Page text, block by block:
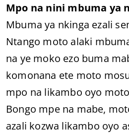
Mpo na nini mbuma ya
Mbuma ya nkinga ezali
Ntango moto alaki
na ye moko ezo buma
komonana ete moto
mpo na likambo oyo
Bongo mpe na mabe,
azali kozwa likambo oyo